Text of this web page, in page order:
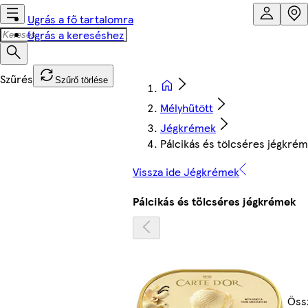
Ugrás a fő tartalomra
Ugrás a kereséshez
Szűrő törlése
Mélyhűtött
Jégkrémek
Pálcikás és tölcséres
Vissza ide Jégkrémek
Pálcikás és tölcséres jégkrémek